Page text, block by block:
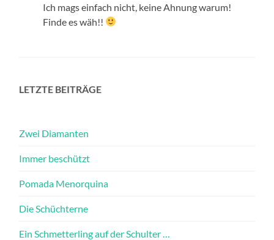
Ich mags einfach nicht, keine Ahnung warum!
Finde es wäh!!
LETZTE BEITRÄGE
Zwei Diamanten
Immer beschützt
Pomada Menorquina
Die Schüchterne
Ein Schmetterling auf der Schulter …